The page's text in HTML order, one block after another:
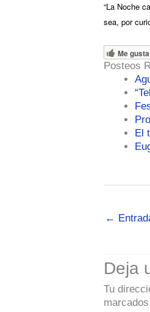
“La Noche
sea, por
Me gusta
Posteos
El
←
Deja
Tu